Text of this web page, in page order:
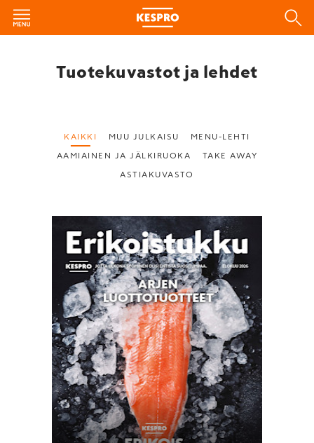
Tuotekuvastot ja lehdet
KAIKKI MUU JULKAISU MENU-LEHTI
AAMIAINEN JA JÄLKIRUOKA TAKE AWAY
ASTIAKUVASTO